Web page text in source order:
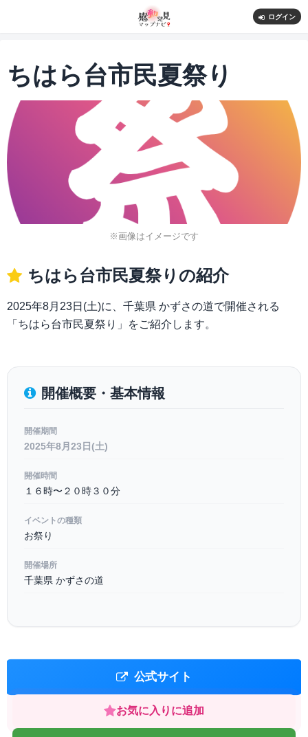
ログイン
ちはら台市民夏祭り
※画像はイメージです
ちはら台市民夏祭りの紹介
2025年8月23日(土)に、千葉県 かずさの道で開催される
「ちはら台市民夏祭り」をご紹介します。
開催概要・基本情報
開催期間
2025年8月23日(土)
開催時間
１６時〜２０時３０分
イベントの種類
お祭り
開催場所
千葉県 かずさの道
公式サイト
お気に入りに追加